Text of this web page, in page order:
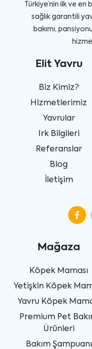
Türkiye’nin ilk ve en
sağlık garantili
bakımı,
Elit Yavru
Biz Kimiz?
Hizmetlerimiz
Yavrular
Irk Bilgileri
Referanslar
Blog
İletişim
Mağaza
Köpek Maması
Yetişkin Köpek
Yavru Köpek
Premium Pet
Ürünleri
Bakım Şampuanı